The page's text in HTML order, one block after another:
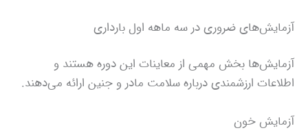
آزمایش‌های ضروری در سه ماهه اول بارداری
آزمایش‌ها بخش مهمی از معاینات این دوره هستند و
اطلاعات ارزشمندی درباره سلامت مادر و جنین ارائه می‌دهند.
آزمایش خون